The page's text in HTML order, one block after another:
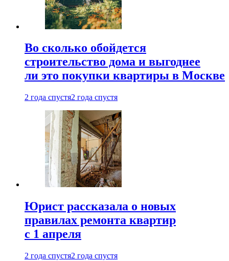
Во сколько обойдется
строительство дома и выгоднее
ли это покупки квартиры в Москве
2 года спустя2 года спустя
Юрист рассказала о новых
правилах ремонта квартир
с 1 апреля
2 года спустя2 года спустя